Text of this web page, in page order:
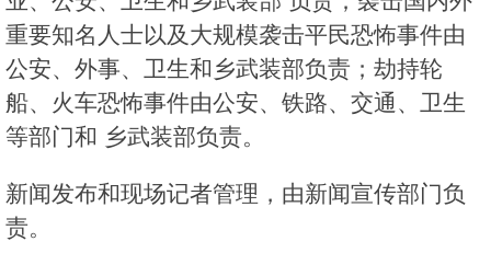
重要知名人士以及大规模袭击平民恐怖事件由
公安、外事、卫生和乡武装部负责；劫持轮
船、火车恐怖事件由公安、铁路、交通、卫生
等部门和 乡武装部负责。
新闻发布和现场记者管理，由新闻宣传部门负
责。